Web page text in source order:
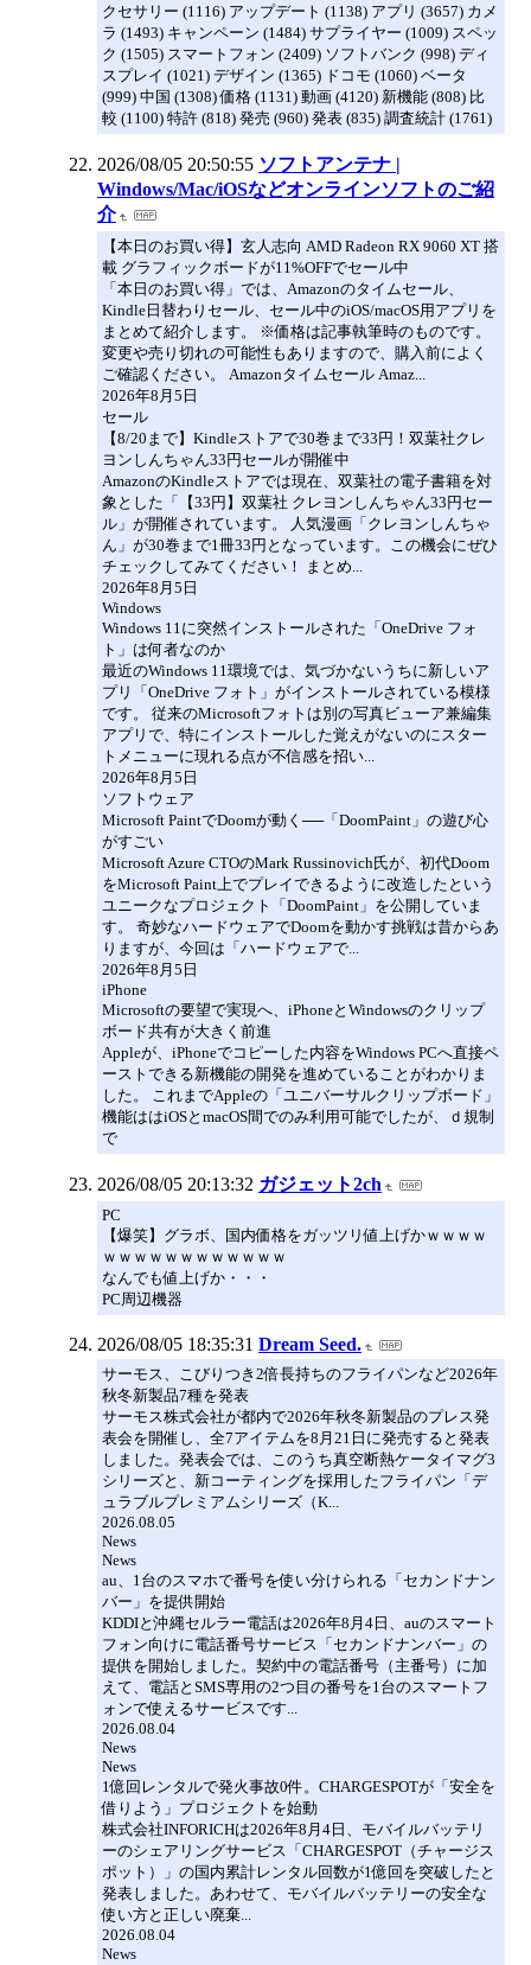
クセサリー (1116) アップデート (1138) アプリ (3657) カメ
ラ (1493) キャンペーン (1484) サプライヤー (1009) スペッ
ク (1505) スマートフォン (2409) ソフトバンク (998) ディ
スプレイ (1021) デザイン (1365) ドコモ (1060) ベータ
(999) 中国 (1308) 価格 (1131) 動画 (4120) 新機能 (808) 比
較 (1100) 特許 (818) 発売 (960) 発表 (835) 調査統計 (1761)
2026/08/05 20:50:55 ソフトアンテナ |
Windows/Mac/iOSなどオンラインソフトのご紹
介
【本日のお買い得】玄人志向 AMD Radeon RX 9060 XT 搭
載 グラフィックボードが11%OFFでセール中
「本日のお買い得」では、Amazonのタイムセール、
Kindle日替わりセール、セール中のiOS/macOS用アプリを
まとめて紹介します。 ※価格は記事執筆時のものです。
変更や売り切れの可能性もありますので、購入前によく
ご確認ください。 Amazonタイムセール Amaz...
2026年8月5日
セール
【8/20まで】Kindleストアで30巻まで33円！双葉社クレ
ヨンしんちゃん33円セールが開催中
AmazonのKindleストアでは現在、双葉社の電子書籍を対
象とした「【33円】双葉社 クレヨンしんちゃん33円セー
ル」が開催されています。 人気漫画「クレヨンしんちゃ
ん」が30巻まで1冊33円となっています。この機会にぜひ
チェックしてみてください！ まとめ...
2026年8月5日
Windows
Windows 11に突然インストールされた「OneDrive フォ
ト」は何者なのか
最近のWindows 11環境では、気づかないうちに新しいア
プリ「OneDrive フォト」がインストールされている模様
です。 従来のMicrosoftフォトは別の写真ビューア兼編集
アプリで、特にインストールした覚えがないのにスター
トメニューに現れる点が不信感を招い...
2026年8月5日
ソフトウェア
Microsoft PaintでDoomが動く──「DoomPaint」の遊び心
がすごい
Microsoft Azure CTOのMark Russinovich氏が、初代Doom
をMicrosoft Paint上でプレイできるように改造したという
ユニークなプロジェクト「DoomPaint」を公開していま
す。 奇妙なハードウェアでDoomを動かす挑戦は昔からあ
りますが、今回は「ハードウェアで...
2026年8月5日
iPhone
Microsoftの要望で実現へ、iPhoneとWindowsのクリップ
ボード共有が大きく前進
Appleが、iPhoneでコピーした内容をWindows PCへ直接ペ
ーストできる新機能の開発を進めていることがわかりま
した。 これまでAppleの「ユニバーサルクリップボード」
機能ははiOSとmacOS間でのみ利用可能でしたが、ｄ規制
で
2026/08/05 20:13:32 ガジェット2ch
PC
【爆笑】グラボ、国内価格をガッツリ値上げかｗｗｗｗ
ｗｗｗｗｗｗｗｗｗｗｗｗ
なんでも値上げか・・・
PC周辺機器
2026/08/05 18:35:31 Dream Seed.
サーモス、こびりつき2倍長持ちのフライパンなど2026年
秋冬新製品7種を発表
サーモス株式会社が都内で2026年秋冬新製品のプレス発
表会を開催し、全7アイテムを8月21日に発売すると発表
しました。発表会では、このうち真空断熱ケータイマグ3
シリーズと、新コーティングを採用したフライパン「デ
ュラブルプレミアムシリーズ（K...
2026.08.05
News
News
au、1台のスマホで番号を使い分けられる「セカンドナン
バー」を提供開始
KDDIと沖縄セルラー電話は2026年8月4日、auのスマート
フォン向けに電話番号サービス「セカンドナンバー」の
提供を開始しました。契約中の電話番号（主番号）に加
えて、電話とSMS専用の2つ目の番号を1台のスマートフ
ォンで使えるサービスです...
2026.08.04
News
News
1億回レンタルで発火事故0件。CHARGESPOTが「安全を
借りよう」プロジェクトを始動
株式会社INFORICHは2026年8月4日、モバイルバッテリ
ーのシェアリングサービス「CHARGESPOT（チャージス
ポット）」の国内累計レンタル回数が1億回を突破したと
発表しました。あわせて、モバイルバッテリーの安全な
使い方と正しい廃棄...
2026.08.04
News